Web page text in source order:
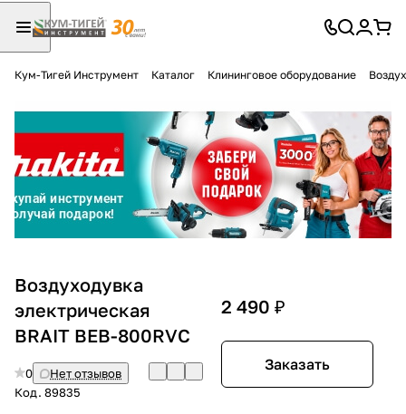
Кум-Тигей Инструмент Каталог Клининговое оборудование
Воздуходувка
электрическая
BRAIT BEB-800RVC
0
Нет отзывов
Код. 89835
2 490 ₽
Заказать
Разбейте
оплатуна части
без переплат
График платежей
Сегодня